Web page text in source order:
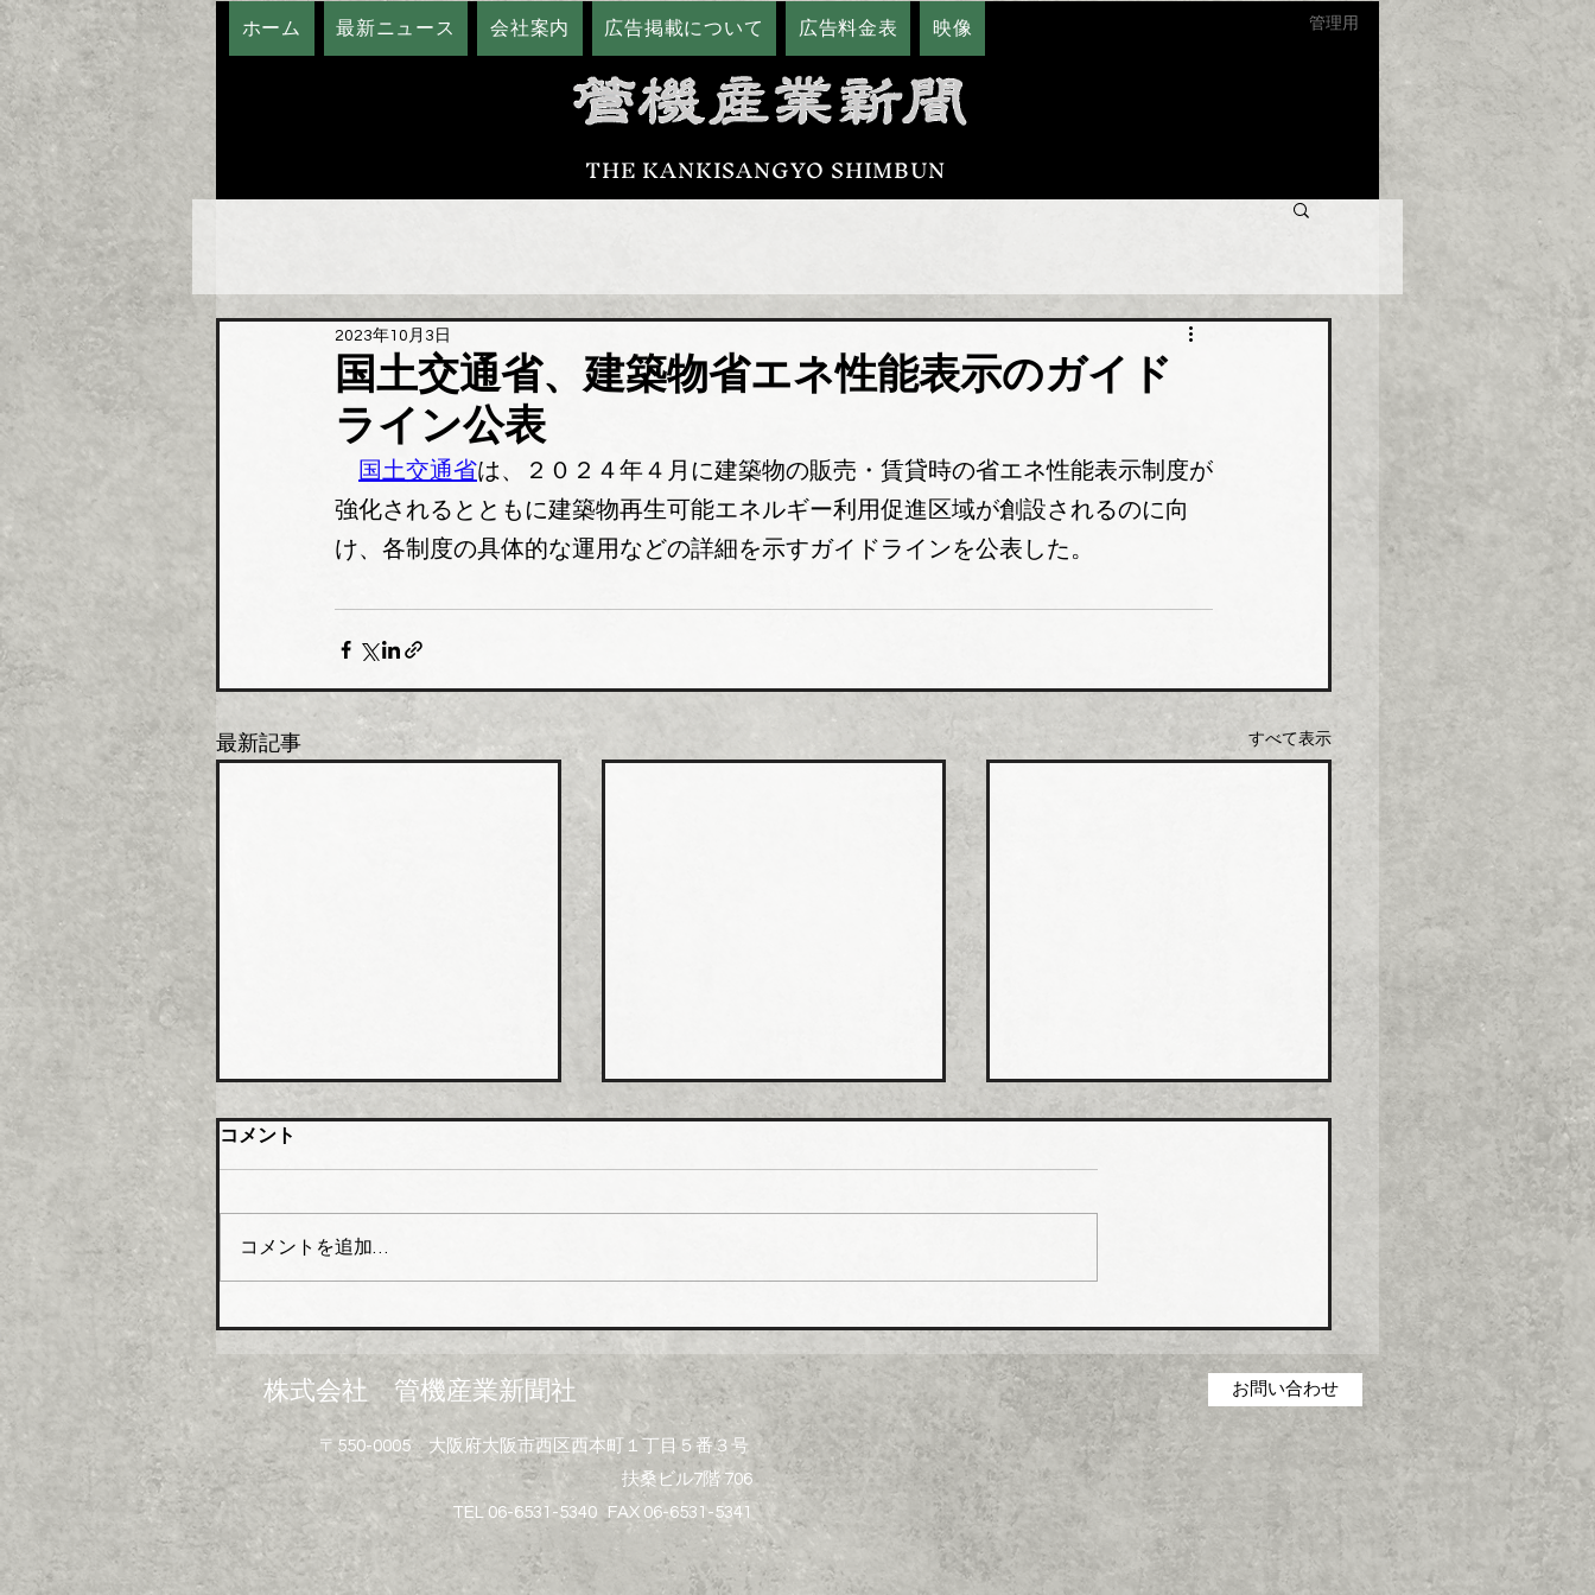
ホーム 最新ニュース 会社案内 広告掲載について 広告料金表 映像
THE KANKISANGYO SHIMBUN
管理用
国土交通省、建築物省エネ性能表示のガイド
ライン公表
2023年10月3日
国土交通省は、２０２４年４月に建築物の販売・賃貸時の省エネ性能表示制度が
強化されるとともに建築物再生可能エネルギー利用促進区域が創設されるのに向
け、各制度の具体的な運用などの詳細を示すガイドラインを公表した。
最新記事 すべて表示
橋本総業 新関西配送センタ
ー開設
貞一氏）はこのほど関西№１の
在庫アイテムと物流体制の強化
た倉庫を移転し新関西配送セン
ターとして業務を開始した。
新関西配送センターは、地上５
階建（倉庫部分４層）鉄骨造で
敷地面積は約３６０２坪、延床
面積は約７２９４坪。５階部分
にはイベントや勉強会などを開
催できる研修室も設けられてい
る。 配送面でも利便性にすぐ
日本継手 管継手など９月か
手やコア継手、ステンレスねじ
各種管継手と関連部材について
価格改定を実施する。 管継手
類の原材料、副資材の調達コス
トの高騰に加えて、エネルギー
コストの上昇やその他の資材価
格、輸送コストなど間接費用も
増大しており、企業努力だけで
は製造コストを吸収することが
困難な状況と判断。安定的な供
積水化学工業 強化プラ複合
上げ
０月１日出荷分から１０％以上
コメント
コメントを追加…
株式会社 管機産業新聞社 お問い合わせ
〒550-0005 大阪府大阪市西区西本町１丁目５番３号
扶桑ビル7階 706
TEL 06-6531-5340 FAX 06-6531-5341